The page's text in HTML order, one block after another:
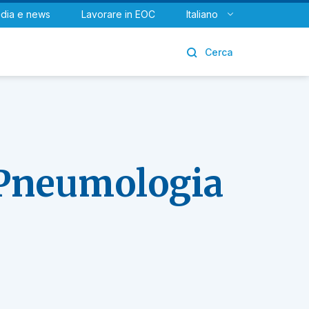
e news Lavorare in EOC Italiano
Cerca
Urologia